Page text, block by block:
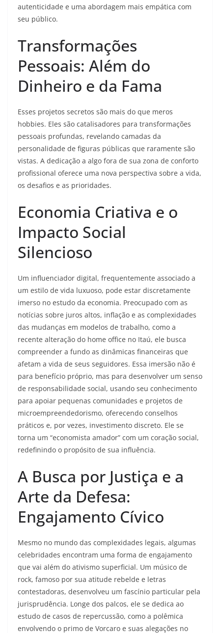
autenticidade e uma abordagem mais empática com
seu público.
Transformações
Pessoais: Além do
Dinheiro e da Fama
Esses projetos secretos são mais do que meros
hobbies. Eles são catalisadores para transformações
pessoais profundas, revelando camadas da
personalidade de figuras públicas que raramente são
vistas. A dedicação a algo fora de sua zona de conforto
profissional oferece uma nova perspectiva sobre a vida,
os desafios e as prioridades.
Economia Criativa e o
Impacto Social
Silencioso
Um influenciador digital, frequentemente associado a
um estilo de vida luxuoso, pode estar discretamente
imerso no estudo da economia. Preocupado com as
notícias sobre juros altos, inflação e as complexidades
das mudanças em modelos de trabalho, como a
recente alteração do home office no Itaú, ele busca
compreender a fundo as dinâmicas financeiras que
afetam a vida de seus seguidores. Essa imersão não é
para benefício próprio, mas para desenvolver um senso
de responsabilidade social, usando seu conhecimento
para apoiar pequenas comunidades e projetos de
microempreendedorismo, oferecendo conselhos
práticos e, por vezes, investimento discreto. Ele se
torna um “economista amador” com um coração social,
redefinindo o propósito de sua influência.
A Busca por Justiça e a
Arte da Defesa:
Engajamento Cívico
Mesmo no mundo das complexidades legais, algumas
celebridades encontram uma forma de engajamento
que vai além do ativismo superficial. Um músico de
rock, famoso por sua atitude rebelde e letras
contestadoras, desenvolveu um fascínio particular pela
jurisprudência. Longe dos palcos, ele se dedica ao
estudo de casos de repercussão, como a polêmica
envolvendo o primo de Vorcaro e suas alegações no